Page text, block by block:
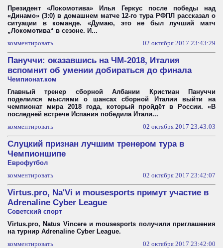
Президент «Локомотива» Илья Геркус после победы над
«Динамо» (3:0) в домашнем матче 12-го тура РФПЛ рассказал о
ситуации в команде. «Думаю, это не был лучший матч
„Локомотива“ в сезоне. И...
комментировать
02 октября 2017 23:43:29
Пануччи: оказавшись на ЧМ-2018, Италия
вспомнит об умении добираться до финала
Чемпионат.ком
Главный тренер сборной Албании Кристиан Пануччи
поделился мыслями о шансах сборной Италии выйти на
чемпионат мира 2018 года, который пройдёт в России. «В
последней встрече Испания победила Итали...
комментировать
02 октября 2017 23:43:03
Слуцкий признан лучшим тренером тура в
Чемпионшипе
Еврофутбол
комментировать
02 октября 2017 23:42:07
Virtus.pro, Na'Vi и mousesports примут участие в
Adrenaline Cyber League
Советский спорт
Virtus.pro, Natus Vincere и mousesports получили приглашения
на турнир Adrenaline Cyber League.
комментировать
02 октября 2017 23:42:00